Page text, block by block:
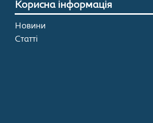
Корисна інформація
Новини
Статті